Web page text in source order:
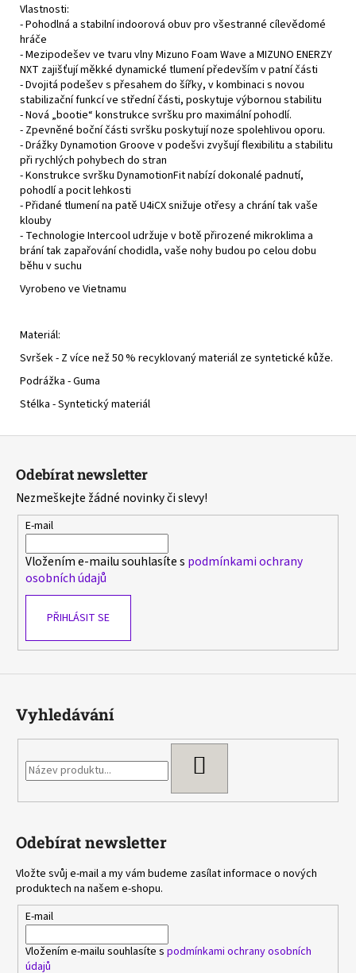
Vlastnosti:
- Pohodlná a stabilní indoorová obuv pro všestranné cílevědomé
hráče
- Mezipodešev ve tvaru vlny Mizuno Foam Wave a MIZUNO ENERZY
NXT zajišťují měkké dynamické tlumení především v patní části
- Dvojitá podešev s přesahem do šířky, v kombinaci s novou
stabilizační funkcí ve střední části, poskytuje výbornou stabilitu
- Nová „bootie“ konstrukce svršku pro maximální pohodlí.
- Zpevněné boční části svršku poskytují noze spolehlivou oporu.
- Drážky Dynamotion Groove v podešvi zvyšují flexibilitu a stabilitu
při rychlých pohybech do stran
- Konstrukce svršku DynamotionFit nabízí dokonalé padnutí,
pohodlí a pocit lehkosti
- Přidané tlumení na patě U4iCX snižuje otřesy a chrání tak vaše
klouby
- Technologie Intercool udržuje v botě přirozené mikroklima a
brání tak zapařování chodidla, vaše nohy budou po celou dobu
běhu v suchu
Vyrobeno ve Vietnamu
Materiál:
Svršek - Z více než 50 % recyklovaný materiál ze syntetické kůže.
Podrážka - Guma
Stélka - Syntetický materiál
Odebírat newsletter
Nezmeškejte žádné novinky či slevy!
E-mail
Vložením e-mailu souhlasíte s podmínkami ochrany
osobních údajů
PŘIHLÁSIT SE
Vyhledávání
Odebírat newsletter
Vložte svůj e-mail a my vám budeme zasílat informace o nových
produktech na našem e-shopu.
E-mail
Vložením e-mailu souhlasíte s podmínkami ochrany osobních
údajů